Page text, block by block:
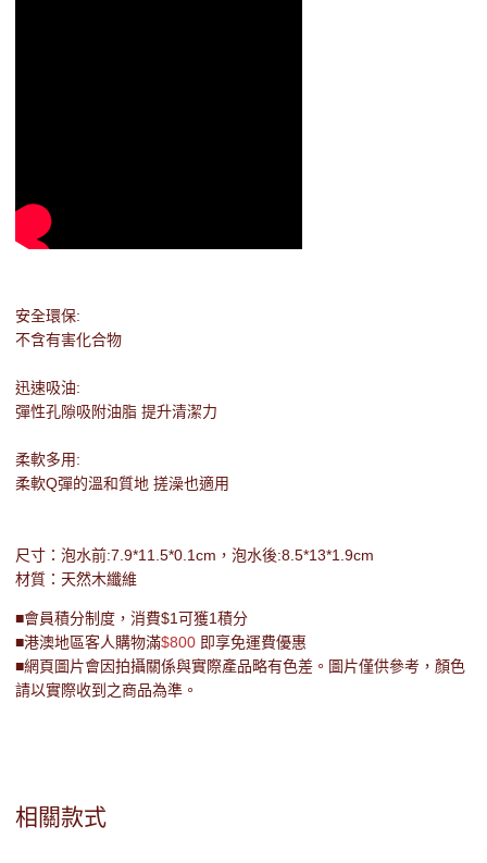
安全環保:
不含有害化合物
迅速吸油:
彈性孔隙吸附油脂 提升清潔力
柔軟多用:
柔軟Q彈的溫和質地 搓澡也適用
尺寸：泡水前:7.9*11.5*0.1cm，泡水後:8.5*13*1.9cm
材質：天然木纖維
■會員積分制度，消費$1可獲1積分
■港澳地區客人購物滿$800 即享免運費優惠
■網頁圖片會因拍攝關係與實際產品略有色差。圖片僅供參考，顏色
請以實際收到之商品為準。
相關款式